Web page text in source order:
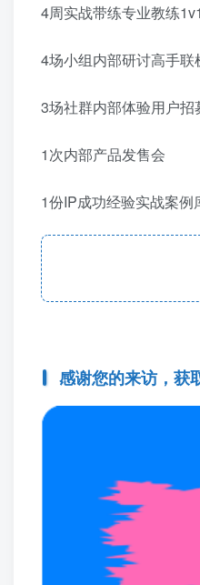
4周实战带练专业教练
4场小组内部研讨高手联
3场社群内部体验用户招
1次内部产品发售会
1份IP成功经验实战案例
感谢您的来访，获